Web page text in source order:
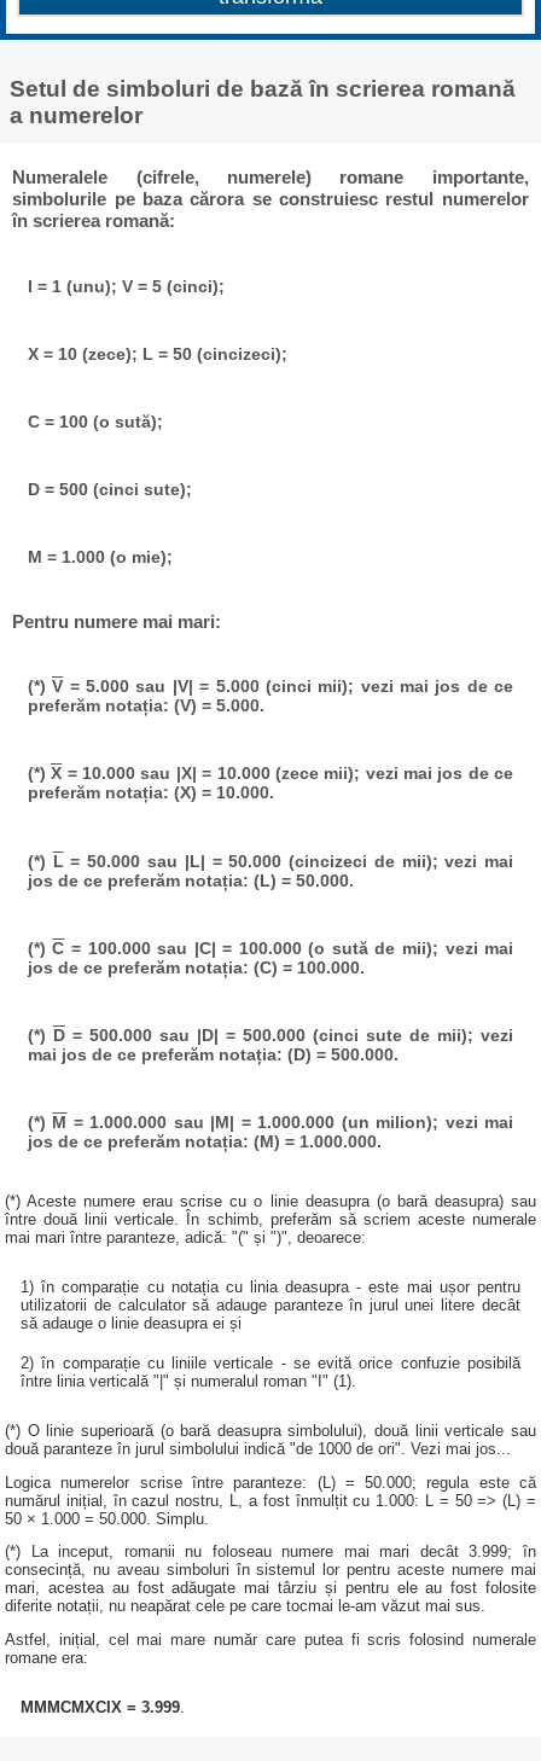
Setul de simboluri de bază în scrierea romană
a numerelor
Numeralele (cifrele, numerele) romane importante,
simbolurile pe baza cărora se construiesc restul numerelor
în scrierea romană:
I = 1 (unu); V = 5 (cinci);
X = 10 (zece); L = 50 (cincizeci);
C = 100 (o sută);
D = 500 (cinci sute);
M = 1.000 (o mie);
Pentru numere mai mari:
(*)V = 5.000 sau |V| = 5.000 (cinci mii); vezi mai jos de ce
preferăm notația: (V) = 5.000.
(*)X = 10.000 sau |X| = 10.000 (zece mii); vezi mai jos de ce
preferăm notația: (X) = 10.000.
(*) L = 50.000 sau |L| = 50.000 (cincizeci de mii); vezi mai
jos de ce preferăm notația: (L) = 50.000.
(*)C = 100.000 sau |C| = 100.000 (o sută de mii); vezi mai
jos de ce preferăm notația: (C) = 100.000.
(*) D= 500.000 sau |D| = 500.000 (cinci sute de mii); vezi
mai jos de ce preferăm notația: (D) = 500.000.
(*) M = 1.000.000 sau |M| = 1.000.000 (un milion); vezi mai
jos de ce preferăm notația: (M) = 1.000.000.
(*) Aceste numere erau scrise cu o linie deasupra (o bară deasupra) sau
între două linii verticale. În schimb, preferăm să scriem aceste numerale
mai mari între paranteze, adică: "(" și ")", deoarece:
1) în comparație cu notația cu linia deasupra - este mai ușor pentru
utilizatorii de calculator să adauge paranteze în jurul unei litere decât
să adauge o linie deasupra ei și
2) în comparație cu liniile verticale - se evită orice confuzie posibilă
între linia verticală "|" și numeralul roman "I" (1).
(*) O linie superioară (o bară deasupra simbolului), două linii verticale sau
două paranteze în jurul simbolului indică "de 1000 de ori". Vezi mai jos...
Logica numerelor scrise între paranteze: (L) = 50.000; regula este că
numărul inițial, în cazul nostru, L, a fost înmulțit cu 1.000: L = 50 => (L) =
50 × 1.000 = 50.000. Simplu.
(*) La inceput, romanii nu foloseau numere mai mari decât 3.999; în
consecință, nu aveau simboluri în sistemul lor pentru aceste numere mai
mari, acestea au fost adăugate mai târziu și pentru ele au fost folosite
diferite notații, nu neapărat cele pe care tocmai le-am văzut mai sus.
Astfel, inițial, cel mai mare număr care putea fi scris folosind numerale
romane era:
MMMCMXCIX = 3.999.